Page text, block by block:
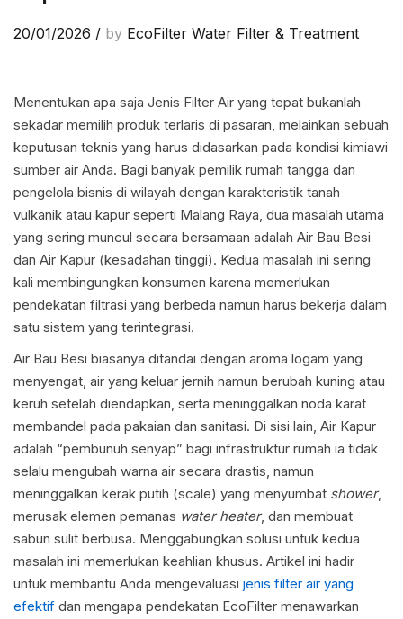
20/01/2026 / by EcoFilter Water Filter & Treatment
Menentukan apa saja Jenis Filter Air yang tepat bukanlah
sekadar memilih produk terlaris di pasaran, melainkan sebuah
keputusan teknis yang harus didasarkan pada kondisi kimiawi
sumber air Anda. Bagi banyak pemilik rumah tangga dan
pengelola bisnis di wilayah dengan karakteristik tanah
vulkanik atau kapur seperti Malang Raya, dua masalah utama
yang sering muncul secara bersamaan adalah Air Bau Besi
dan Air Kapur (kesadahan tinggi). Kedua masalah ini sering
kali membingungkan konsumen karena memerlukan
pendekatan filtrasi yang berbeda namun harus bekerja dalam
satu sistem yang terintegrasi.
Air Bau Besi biasanya ditandai dengan aroma logam yang
menyengat, air yang keluar jernih namun berubah kuning atau
keruh setelah diendapkan, serta meninggalkan noda karat
membandel pada pakaian dan sanitasi. Di sisi lain, Air Kapur
adalah “pembunuh senyap” bagi infrastruktur rumah ia tidak
selalu mengubah warna air secara drastis, namun
meninggalkan kerak putih (scale) yang menyumbat shower,
merusak elemen pemanas water heater, dan membuat
sabun sulit berbusa. Menggabungkan solusi untuk kedua
masalah ini memerlukan keahlian khusus. Artikel ini hadir
untuk membantu Anda mengevaluasi jenis filter air yang
efektif dan mengapa pendekatan EcoFilter menawarkan